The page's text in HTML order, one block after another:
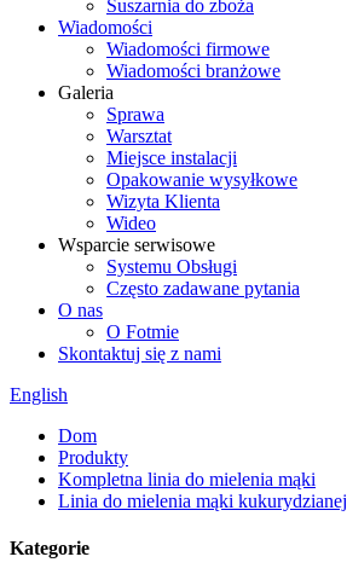
Suszarnia do zboża
Wiadomości
Wiadomości firmowe
Wiadomości branżowe
Galeria
Sprawa
Warsztat
Miejsce instalacji
Opakowanie wysyłkowe
Wizyta Klienta
Wideo
Wsparcie serwisowe
Systemu Obsługi
Często zadawane pytania
O nas
O Fotmie
Skontaktuj się z nami
English
Dom
Produkty
Kompletna linia do mielenia mąki
Linia do mielenia mąki kukurydzianej
Kategorie